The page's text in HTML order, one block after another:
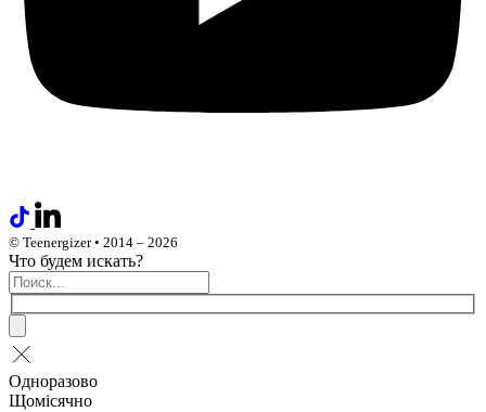
© Teenergizer • 2014 – 2026
Что будем искать?
Одноразово
Щомісячно